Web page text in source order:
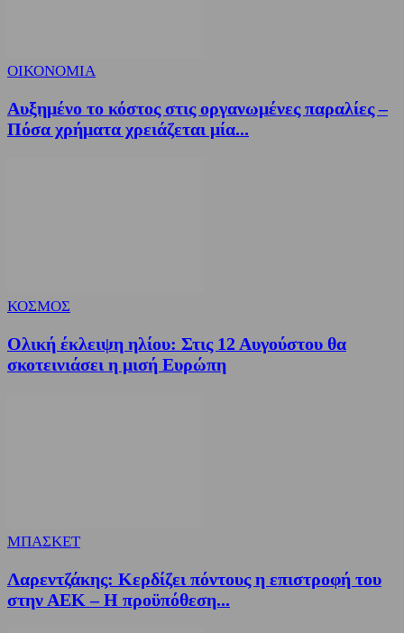
ΟΙΚΟΝΟΜΙΑ
Αυξημένο το κόστος στις οργανωμένες παραλίες –
Πόσα χρήματα χρειάζεται μία...
ΚΟΣΜΟΣ
Ολική έκλειψη ηλίου: Στις 12 Αυγούστου θα
σκοτεινιάσει η μισή Ευρώπη
ΜΠΑΣΚΕΤ
Λαρεντζάκης: Κερδίζει πόντους η επιστροφή του
στην ΑΕΚ – Η προϋπόθεση...